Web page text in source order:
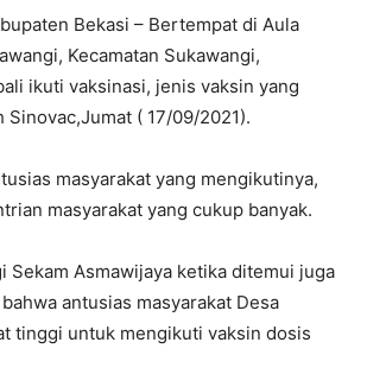
Bekasi – Bertempat di Aula
Kecamatan Sukawangi,
ikuti vaksinasi, jenis vaksin yang
Sinovac,Jumat ( 17/09/2021).
masyarakat yang mengikutinya,
masyarakat yang cukup banyak.
Sekam Asmawijaya ketika ditemui juga
antusias masyarakat Desa
tinggi untuk mengikuti vaksin dosis